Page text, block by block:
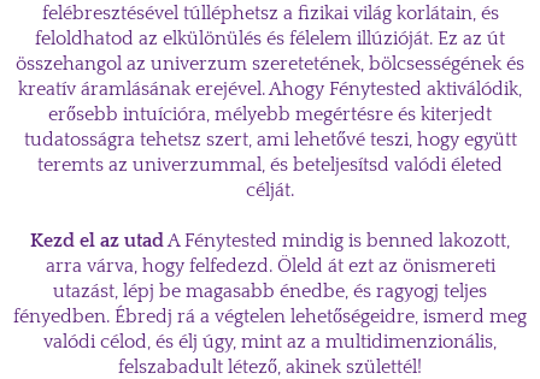
felébresztésével túlléphetsz a fizikai világ korlátain, és
feloldhatod az elkülönülés és félelem illúzióját. Ez az út
összehangol az univerzum szeretetének, bölcsességének és
kreatív áramlásának erejével. Ahogy Fénytested aktiválódik,
erősebb intuícióra, mélyebb megértésre és kiterjedt
tudatosságra tehetsz szert, ami lehetővé teszi, hogy együtt
teremts az univerzummal, és beteljesítsd valódi életed
célját.
Kezd el az utad A Fénytested mindig is benned lakozott,
arra várva, hogy felfedezd. Öleld át ezt az önismereti
utazást, lépj be magasabb énedbe, és ragyogj teljes
fényedben. Ébredj rá a végtelen lehetőségeidre, ismerd meg
valódi célod, és élj úgy, mint az a multidimenzionális,
felszabadult létező, akinek születtél!